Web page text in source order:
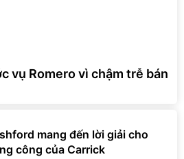
vụ Romero vì chậm trễ bán
mang đến lời giải cho
công của Carrick